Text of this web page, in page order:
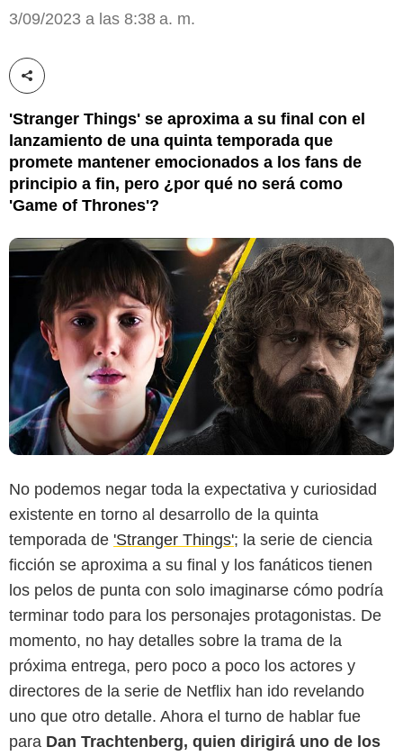
3/09/2023 a las 8:38 a. m.
Compartir esta noticia
'Stranger Things' se aproxima a su final con el
lanzamiento de una quinta temporada que
promete mantener emocionados a los fans de
principio a fin, pero ¿por qué no será como
'Game of Thrones'?
No podemos negar toda la expectativa y curiosidad
existente en torno al desarrollo de la quinta
temporada de 'Stranger Things'; la serie de ciencia
ficción se aproxima a su final y los fanáticos tienen
los pelos de punta con solo imaginarse cómo podría
terminar todo para los personajes protagonistas. De
momento, no hay detalles sobre la trama de la
próxima entrega, pero poco a poco los actores y
directores de la serie de Netflix han ido revelando
uno que otro detalle. Ahora el turno de hablar fue
para Dan Trachtenberg, quien dirigirá uno de los